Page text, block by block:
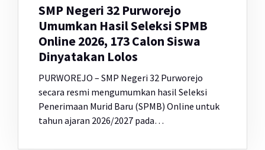
SMP Negeri 32 Purworejo
Umumkan Hasil Seleksi SPMB
Online 2026, 173 Calon Siswa
Dinyatakan Lolos
PURWOREJO – SMP Negeri 32 Purworejo
secara resmi mengumumkan hasil Seleksi
Penerimaan Murid Baru (SPMB) Online untuk
tahun ajaran 2026/2027 pada…